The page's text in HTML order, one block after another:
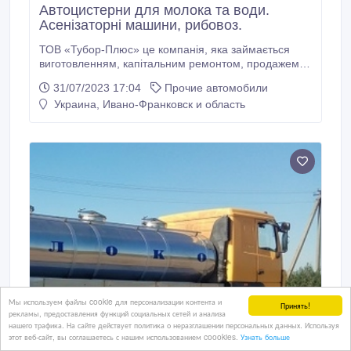
Принять!
Мы используем файлы cookie для персонализации контента и
рекламы, предоставления функций социальных сетей и анализа
нашего трафика. На сайте действует политика о неразглашении персональных данных. Используя
этот веб-сайт, вы соглашаетесь с нашим использованием coookies. Узнать больше
Автоцистерни для молока та води.
Асенізаторні машини, рибовоз.
ТОВ «Тубор-Плюс» це компанія, яка займається
виготовленням, капітальним ремонтом, продажем
асенізаторних машин) та іншої спецтехніки і різного
рівня складності. Керівник і співробітники компанії
31/07/2023 17:04
Прочие автомобили
Украина, Ивано-Франковск и область